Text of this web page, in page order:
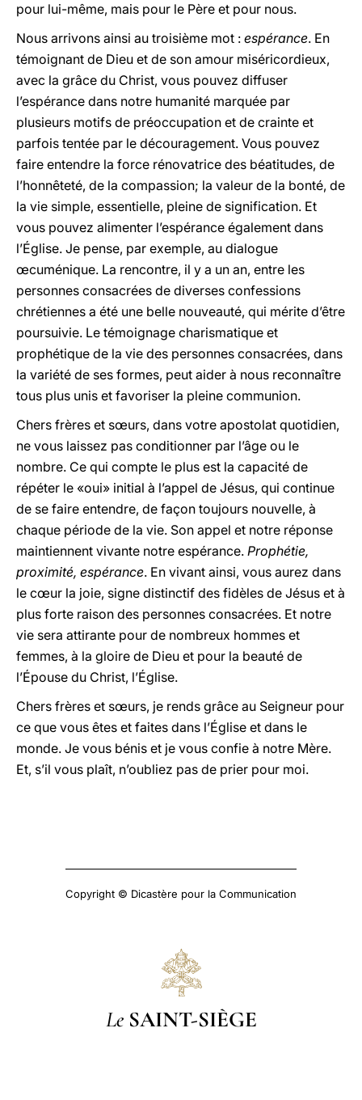
pour lui-même, mais pour le Père et pour nous.
Nous arrivons ainsi au troisième mot : espérance. En
témoignant de Dieu et de son amour miséricordieux,
avec la grâce du Christ, vous pouvez diffuser
l’espérance dans notre humanité marquée par
plusieurs motifs de préoccupation et de crainte et
parfois tentée par le découragement. Vous pouvez
faire entendre la force rénovatrice des béatitudes, de
l’honnêteté, de la compassion; la valeur de la bonté, de
la vie simple, essentielle, pleine de signification. Et
vous pouvez alimenter l’espérance également dans
l’Église. Je pense, par exemple, au dialogue
œcuménique. La rencontre, il y a un an, entre les
personnes consacrées de diverses confessions
chrétiennes a été une belle nouveauté, qui mérite d’être
poursuivie. Le témoignage charismatique et
prophétique de la vie des personnes consacrées, dans
la variété de ses formes, peut aider à nous reconnaître
tous plus unis et favoriser la pleine communion.
Chers frères et sœurs, dans votre apostolat quotidien,
ne vous laissez pas conditionner par l’âge ou le
nombre. Ce qui compte le plus est la capacité de
répéter le «oui» initial à l’appel de Jésus, qui continue
de se faire entendre, de façon toujours nouvelle, à
chaque période de la vie. Son appel et notre réponse
maintiennent vivante notre espérance. Prophétie,
proximité, espérance. En vivant ainsi, vous aurez dans
le cœur la joie, signe distinctif des fidèles de Jésus et à
plus forte raison des personnes consacrées. Et notre
vie sera attirante pour de nombreux hommes et
femmes, à la gloire de Dieu et pour la beauté de
l’Épouse du Christ, l’Église.
Chers frères et sœurs, je rends grâce au Seigneur pour
ce que vous êtes et faites dans l’Église et dans le
monde. Je vous bénis et je vous confie à notre Mère.
Et, s’il vous plaît, n’oubliez pas de prier pour moi.
Copyright © Dicastère pour la Communication
Le SAINT-SIÈGE